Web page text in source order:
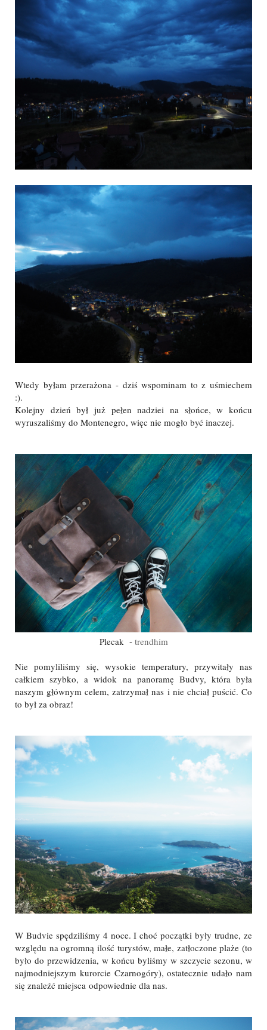
Wtedy byłam przerażona - dziś wspominam to z uśmiechem
:).
Kolejny dzień był już pełen nadziei na słońce, w końcu
wyruszaliśmy do Montenegro, więc nie mogło być inaczej.
Plecak - trendhim
Nie pomyliliśmy się, wysokie temperatury, przywitały nas
całkiem szybko, a widok na panoramę Budvy, która była
naszym głównym celem, zatrzymał nas i nie chciał puścić. Co
to był za obraz!
W Budvie spędziliśmy 4 noce. I choć początki były trudne, ze
względu na ogromną ilość turystów, małe, zatłoczone plaże (to
było do przewidzenia, w końcu byliśmy w szczycie sezonu, w
najmodniejszym kurorcie Czarnogóry), ostatecznie udało nam
się znaleźć miejsca odpowiednie dla nas.